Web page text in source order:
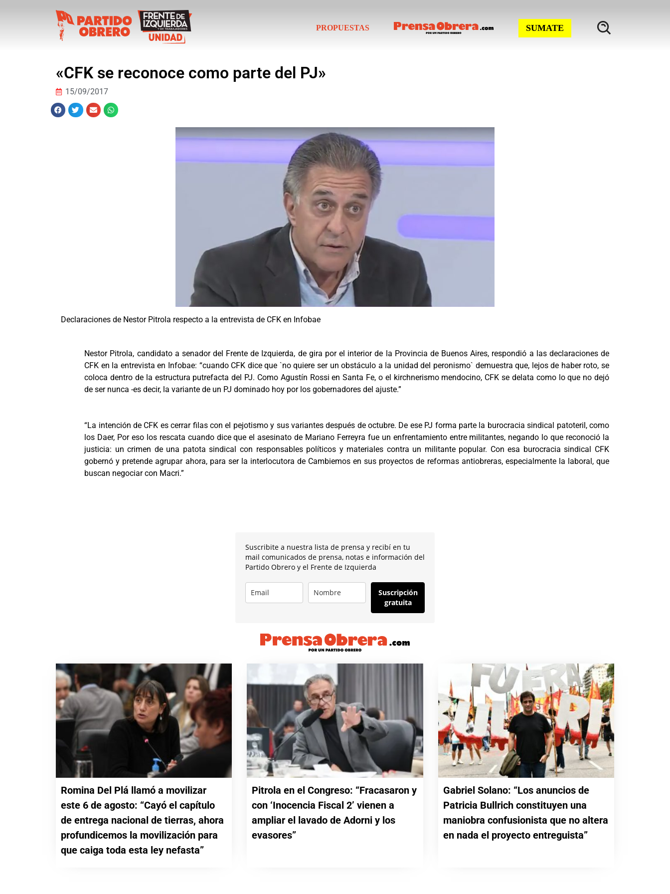
PROPUESTAS SUMATE
«CFK se reconoce como parte del PJ»
15/09/2017
Declaraciones de Nestor Pitrola respecto a la entrevista de CFK en Infobae
Nestor Pitrola, candidato a senador del Frente de Izquierda, de gira por el interior de la Provincia de Buenos Aires, respondió a las declaraciones de
CFK en la entrevista en Infobae: “cuando CFK dice que `no quiere ser un obstáculo a la unidad del peronismo` demuestra que, lejos de haber roto, se
coloca dentro de la estructura putrefacta del PJ. Como Agustín Rossi en Santa Fe, o el kirchnerismo mendocino, CFK se delata como lo que no dejó
de ser nunca -es decir, la variante de un PJ dominado hoy por los gobernadores del ajuste.”
“La intención de CFK es cerrar filas con el pejotismo y sus variantes después de octubre. De ese PJ forma parte la burocracia sindical patoteril, como
los Daer, Por eso los rescata cuando dice que el asesinato de Mariano Ferreyra fue un enfrentamiento entre militantes, negando lo que reconoció la
justicia: un crimen de una patota sindical con responsables políticos y materiales contra un militante popular. Con esa burocracia sindical CFK
gobernó y pretende agrupar ahora, para ser la interlocutora de Cambiemos en sus proyectos de reformas antiobreras, especialmente la laboral, que
buscan negociar con Macri.”
Suscribite a nuestra lista de prensa y recibí en tu
mail comunicados de prensa, notas e información del
Partido Obrero y el Frente de Izquierda
Suscripción
gratuita
Romina Del Plá llamó a movilizar
este 6 de agosto: “Cayó el capítulo
de entrega nacional de tierras, ahora
profundicemos la movilización para
que caiga toda esta ley nefasta”
Pitrola en el Congreso: “Fracasaron y
con ‘Inocencia Fiscal 2’ vienen a
ampliar el lavado de Adorni y los
evasores”
Gabriel Solano: “Los anuncios de
Patricia Bullrich constituyen una
maniobra confusionista que no altera
en nada el proyecto entreguista”